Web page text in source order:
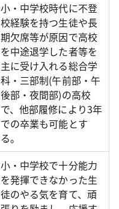
小・中学校時代に不登
校経験を持つ生徒や長
期欠席等が原因で高校
を中途退学した者等を
主に受け入れる総合学
科・三部制(午前部・午
後部・夜間部)の高校
で、他部履修により3年
での卒業も可能とす
る。
小・中学校で十分能力
を発揮できなかった生
徒のやる気を育て、頑